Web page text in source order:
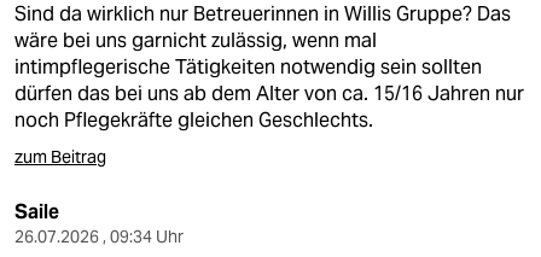
Sind da wirklich nur Betreuerinnen in Willis Gruppe? Das
wäre bei uns garnicht zulässig, wenn mal
intimpflegerische Tätigkeiten notwendig sein sollten
dürfen das bei uns ab dem Alter von ca. 15/16 Jahren nur
noch Pflegekräfte gleichen Geschlechts.
zum Beitrag
Saile
26.07.2026 , 09:34 Uhr